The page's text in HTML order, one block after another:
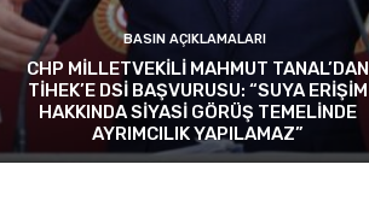
BASIN AÇIKLAMALARI
CHP MİLLETVEKİLİ MAHMUT TANAL’DAN
TİHEK’E DSİ BAŞVURUSU: “SUYA ERİŞİM
HAKKINDA SİYASİ GÖRÜŞ TEMELİNDE
AYRIMCILIK YAPILAMAZ”